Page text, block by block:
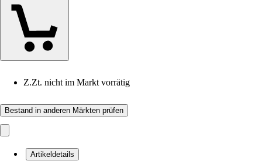
Z.Zt. nicht im Markt vorrätig
Bestand in anderen Märkten prüfen
Artikeldetails